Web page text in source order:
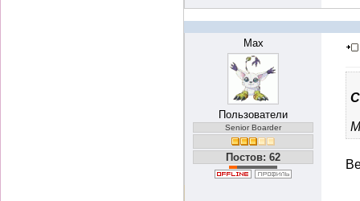
Max
Пользователи
Senior Boarder
Постов: 62